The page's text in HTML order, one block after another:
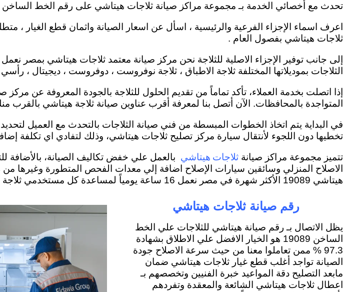
تحدث مع أخصائي الخدمة بـ مجموعة مراكز صيانة ثلاجات هيتاشي على رقم الخط الساخن 19089، لحل الصعوبات الخاصة بـ ثلاجة نوفروست ، دوفروست ، دوبلكس.
اعرف اسماء الإجزاء الفرعية والرئيسية ، اسأل عن اسعار الصيانة واثمان قطع الغيار ،
ثلاجات هيتاشي بفصول العام .
إلى جانب توفير الإجزاء الاصلية للثلاجة نحن مركز صيانة معتمد ثلاجات هيتاشي بمصر
الثلاجات بموديلاتها المختلفة ثلاجة الاطباق ، ثلاجة نوفروست ، دوفروست ، ديجيتال ،
إذا اتصلت بخدمة العملاء، تأكد تماماً من تقديم الحلول للثلاجة بالجودة المعروفة عن
المتواجدة بالمحافظات. الآن أتصل بنا لمعرفة أقرب عناوين صيانة ثلاجة هيتاشي
في البداية يتم اتخاذ الخطوات المبسطة من فني صيانة الثلاجات بالتحدث مع العميل
تخطيها دون اللجوء لأنتقال سيارة مركز تصليح ثلاجات هيتاشي، وذلك لتفادي اي تكلفة
تتميز مجموعة مراكز صيانة ثلاجات هيتاشي بالعمل علي خفض تكاليف الصيانة، بالأضافة
الاصلاح المنزلي وسائقين سيارات الإصلاح اضافة إلي معدات الفحص المتطورة وغيرها
هيتاشي 19089 الأكثر شهرة في مصر نعمل 16 ساعة يومياً لمساعدة كل مستخدمي ثلاجة هيتاشي المتميزة .
رقم صيانة ثلاجات هيتاشي
يظل الاتصال بـ رقم صيانة هيتاشي للثلاجات علي الخط
الساخن 19089 هو الخيار الافضل علي الاطلاق بشهادة
97.3 % ممن تعاملوا معنا من حيث سرعة الاصلاح جودة
الصيانة تواجد أغلب قطع غيار ثلاجات هيتاشي ضمان
مابعد التصليح دقة المواعيد خبرة الفنيين وتخصصهم بـ
اعطال ثلاجات هيتاشي الشائعة والمعقدة وتفردهم